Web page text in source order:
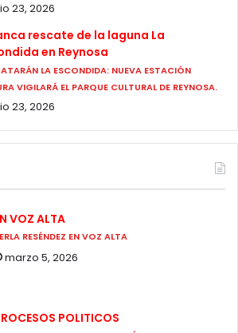
23, 2026
rescate de la laguna La
en Reynosa
LA ESCONDIDA: NUEVA ESTACIÓN
VIGILARÁ EL PARQUE CULTURAL DE REYNOSA.
23, 2026
VOZ ALTA
RESÉNDEZ EN VOZ ALTA
marzo 5, 2026
POLITICOS